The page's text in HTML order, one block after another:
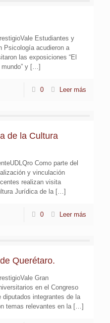
Estudiantes y
Psicología acudieron a
las exposiciones “El
y […]
0 Leer más
de la Cultura
Como parte del
y vinculación
realizan visita
Jurídica de la […]
0 Leer más
Querétaro.
Gran
en el Congreso
diputados integrantes de la
temas relevantes en la […]